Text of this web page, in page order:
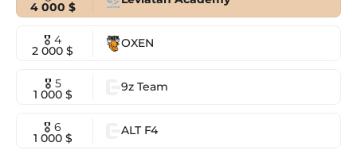
4 000 $
🎖 4
2 000 $
OXEN
🎖 5
1 000 $
9z Team
🎖 6
1 000 $
ALT F4